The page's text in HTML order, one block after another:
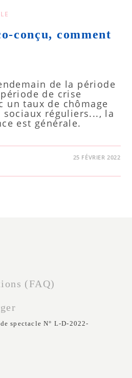
conçu, comment
de la période
de crise
un taux de chômage
réguliers..., la
est générale.
25 FÉVRIER 2022
(FAQ)
spectacle N° L-D-2022-